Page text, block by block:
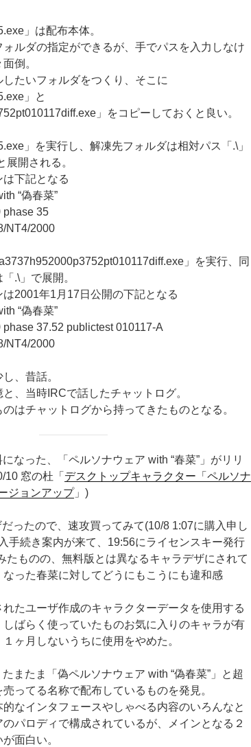
」は配布本体。
ルダの指定ができるが、手でパスを入力しなけ
倒。
たいフォルダをつくり、そこに
」と
」をコピーしておくと良い。
」を実行し、解凍先フォルダは相対パス「.\」
展開される。
下記となる
“偽春菜”
35
2000
」を実行、同
.\」で展開。
2001年1月17日公開の下記となる
“偽春菜”
37.52 publictest 010117-A
2000
、昔話。
、当時IRCで話したチャットログ。
はチャットログから持ってきたものとなる。
なった、「ペルソナウェア with “春菜”」がリリ
窓の杜「 デスクトップキャラクター「ペルソナ
ジョンアップ」)
ったので、速攻買ってみて(10/8 1:07に購入申し
手続き案内が来て、19:56にライセンスキー発行
たものの、無料版とは異なるキャラデザにされて
なった春菜に対してどうにもこうにも違和感
れたユーザ作成のキャラクターデータを使用する
ばらく使っていたものお気に入りのキャラが有
ヶ月しないうちに使用をやめた。
またま「偽ペルソナウェア with “偽春菜”」と超
ってる名称で配布しているものを発見。
なインタフェースやしゃべる内容のいろんなと
パロディで構成されているが、メインとなる２
面白い。